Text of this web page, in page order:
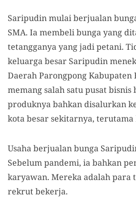
Saripudin mulai berjualan
SMA. Ia membeli bunga yang
tetangganya yang jadi petani.
keluarga besar Saripudin
Daerah Parongpong Kabupaten
memang salah satu pusat bisnis
produknya bahkan disalurkan
kota besar sekitarnya, terutama
Usaha berjualan bunga
Sebelum pandemi, ia bahkan
karyawan. Mereka adalah para
rekrut bekerja.